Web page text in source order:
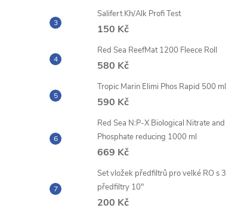
Salifert Kh/Alk Profi Test
150 Kč
Red Sea ReefMat 1200 Fleece Roll
580 Kč
Tropic Marin Elimi Phos Rapid 500 ml
590 Kč
Red Sea N:P-X Biological Nitrate and
Phosphate reducing 1000 ml
669 Kč
Set vložek předfiltrů pro velké RO s 3
předfiltry 10"
200 Kč